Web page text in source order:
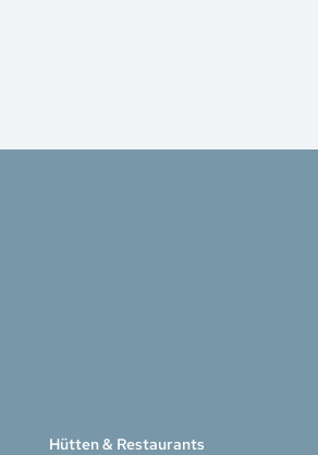
Hütten & Restaurants